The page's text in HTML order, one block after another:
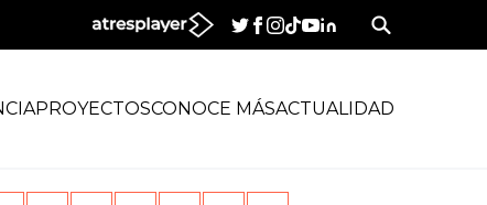
PROYECTOSCONOCE MÁSACTUALIDAD